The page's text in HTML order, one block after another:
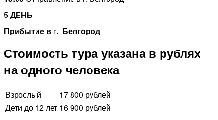
5 ДЕНЬ
Прибытие в г. Белгород
Стоимость тура указана в рублях
на одного человека
Взрослый
17 800 рублей
Дети до 12 лет 16 900 рублей